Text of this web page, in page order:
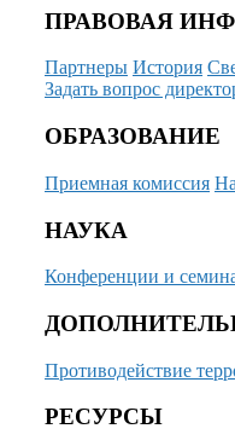
ПРАВОВАЯ
Партнеры История
Задать вопрос
ОБРАЗОВАНИЕ
Приемная комиссия
НАУКА
Конференции и
Противодействие
РЕСУРСЫ